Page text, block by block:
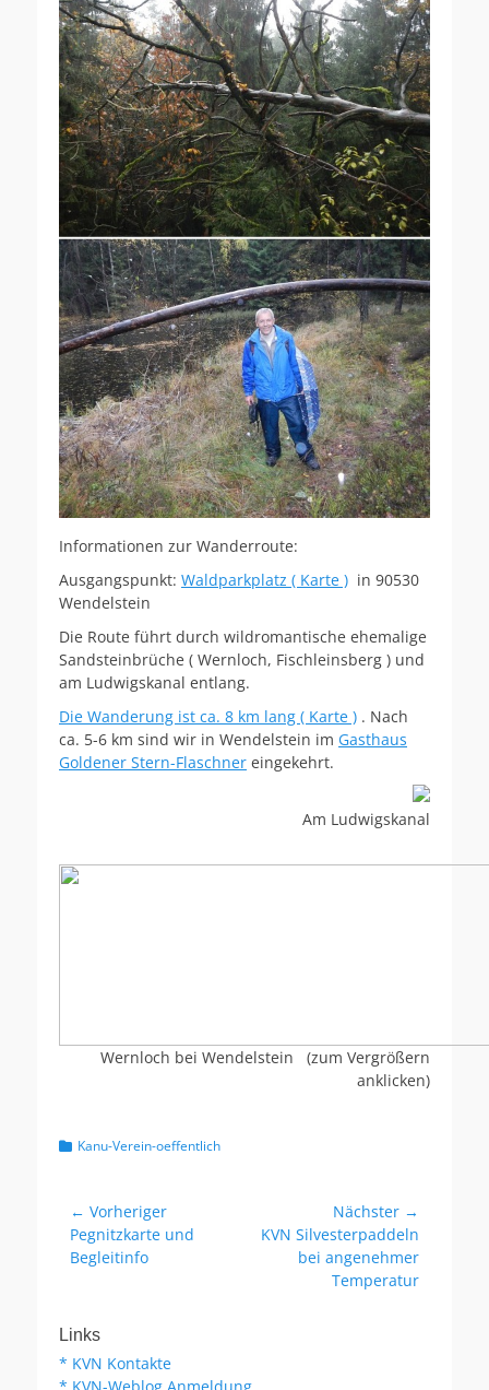
Informationen zur Wanderroute:
Ausgangspunkt: Waldparkplatz ( Karte ) in 90530
Wendelstein
Die Route führt durch wildromantische ehemalige
Sandsteinbrüche ( Wernloch, Fischleinsberg ) und
am Ludwigskanal entlang.
Die Wanderung ist ca. 8 km lang ( Karte ) . Nach
ca. 5-6 km sind wir in Wendelstein im Gasthaus
Goldener Stern-Flaschner eingekehrt.
Am Ludwigskanal
Wernloch bei Wendelstein (zum Vergrößern
anklicken)
Kategorien
Kanu-Verein-oeffentlich
Beitragsnavigation
← Vorheriger
Vorheriger
Beitrag:
Pegnitzkarte und
Begleitinfo
Nächster →
Nächster
Beitrag:
KVN Silvesterpaddeln
bei angenehmer
Temperatur
Links
* KVN Kontakte